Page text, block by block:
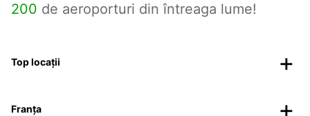
200 de aeroporturi din întreaga lume!
Top locații
Franța